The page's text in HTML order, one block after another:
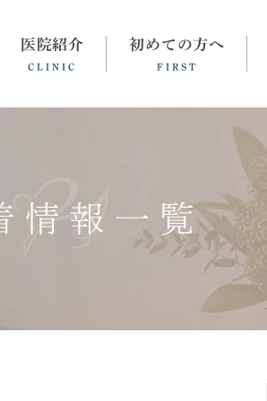
医院紹介
CLINIC
くある質問
初めての方へ
FIRST
統合失調症 更年期障害
情報一覧